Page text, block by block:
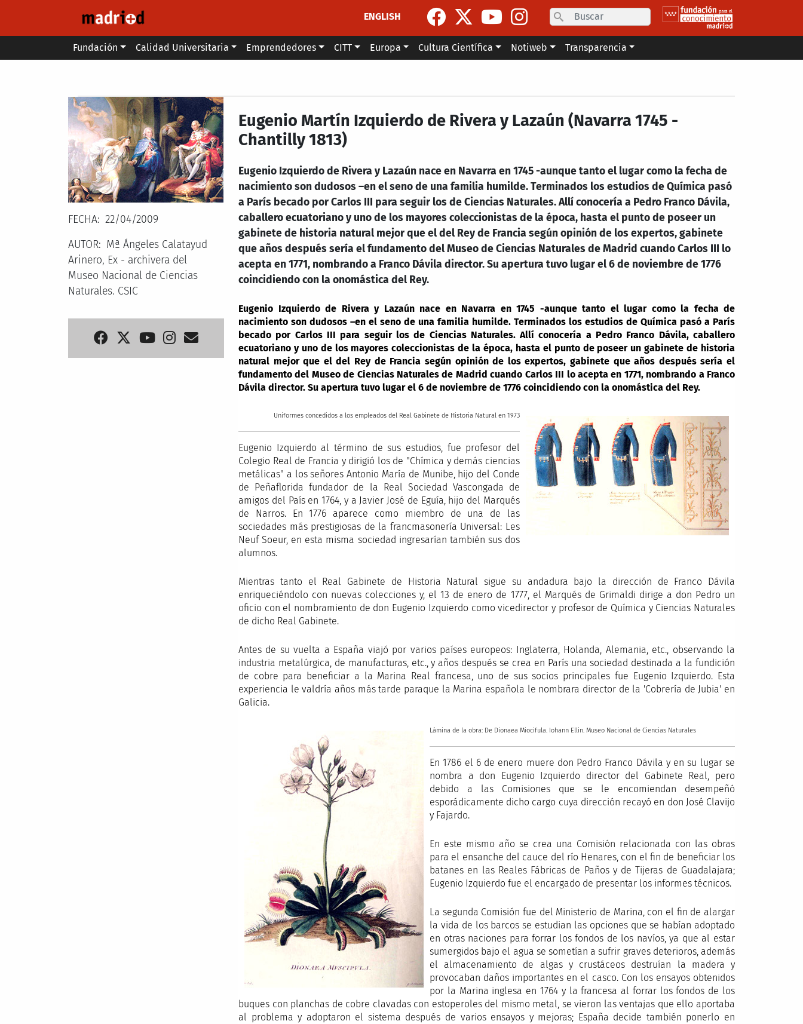
ENGLISH
Search
Main menu
Fundación Calidad Universitaria Emprendedores CITT Europa Cultura Científica Notiweb Transparencia
FECHA
22/04/2009
AUTOR
Mª Ángeles Calatayud
Arinero, Ex - archivera del
Museo Nacional de Ciencias
Naturales. CSIC
Eugenio Martín Izquierdo de Rivera y Lazaún (Navarra 1745 -
Chantilly 1813)
Eugenio Izquierdo de Rivera y Lazaún nace en Navarra en 1745 -aunque tanto el lugar como la fecha de
nacimiento son dudosos –en el seno de una familia humilde. Terminados los estudios de Química pasó
a París becado por Carlos III para seguir los de Ciencias Naturales. Allí conocería a Pedro Franco Dávila,
caballero ecuatoriano y uno de los mayores coleccionistas de la época, hasta el punto de poseer un
gabinete de historia natural mejor que el del Rey de Francia según opinión de los expertos, gabinete
que años después sería el fundamento del Museo de Ciencias Naturales de Madrid cuando Carlos III lo
acepta en 1771, nombrando a Franco Dávila director. Su apertura tuvo lugar el 6 de noviembre de 1776
coincidiendo con la onomástica del Rey.
Eugenio Izquierdo de Rivera y Lazaún nace en Navarra en 1745 -aunque tanto el lugar como la fecha de
nacimiento son dudosos –en el seno de una familia humilde. Terminados los estudios de Química pasó a París
becado por Carlos III para seguir los de Ciencias Naturales. Allí conocería a Pedro Franco Dávila, caballero
ecuatoriano y uno de los mayores coleccionistas de la época, hasta el punto de poseer un gabinete de historia
natural mejor que el del Rey de Francia según opinión de los expertos, gabinete que años después sería el
fundamento del Museo de Ciencias Naturales de Madrid cuando Carlos III lo acepta en 1771, nombrando a Franco
Dávila director. Su apertura tuvo lugar el 6 de noviembre de 1776 coincidiendo con la onomástica del Rey.
Uniformes concedidos a los empleados del Real Gabinete de Historia Natural en 1973
Eugenio Izquierdo al término de sus estudios, fue profesor del
Colegio Real de Francia y dirigió los de "Chímica y demás ciencias
metálicas" a los señores Antonio María de Munibe, hijo del Conde
de Peñaflorida fundador de la Real Sociedad Vascongada de
amigos del País en 1764, y a Javier José de Eguía, hijo del Marqués
de Narros. En 1776 aparece como miembro de una de las
sociedades más prestigiosas de la francmasonería Universal: Les
Neuf Soeur, en esta misma sociedad ingresarían también sus dos
alumnos.
Mientras tanto el Real Gabinete de Historia Natural sigue su andadura bajo la dirección de Franco Dávila
enriqueciéndolo con nuevas colecciones y, el 13 de enero de 1777, el Marqués de Grimaldi dirige a don Pedro un
oficio con el nombramiento de don Eugenio Izquierdo como vicedirector y profesor de Química y Ciencias Naturales
de dicho Real Gabinete.
Antes de su vuelta a España viajó por varios países europeos: Inglaterra, Holanda, Alemania, etc., observando la
industria metalúrgica, de manufacturas, etc., y años después se crea en París una sociedad destinada a la fundición
de cobre para beneficiar a la Marina Real francesa, uno de sus socios principales fue Eugenio Izquierdo. Esta
experiencia le valdría años más tarde paraque la Marina española le nombrara director de la 'Cobrería de Jubia' en
Galicia.
Lámina de la obra: De Dionaea Miocifula. Iohann Ellin. Museo Nacional de Ciencias Naturales
En 1786 el 6 de enero muere don Pedro Franco Dávila y en su lugar se
nombra a don Eugenio Izquierdo director del Gabinete Real, pero
debido a las Comisiones que se le encomiendan desempeñó
esporádicamente dicho cargo cuya dirección recayó en don José Clavijo
y Fajardo.
En este mismo año se crea una Comisión relacionada con las obras
para el ensanche del cauce del río Henares, con el fin de beneficiar los
batanes en las Reales Fábricas de Paños y de Tijeras de Guadalajara;
Eugenio Izquierdo fue el encargado de presentar los informes técnicos.
La segunda Comisión fue del Ministerio de Marina, con el fin de alargar
la vida de los barcos se estudian las opciones que se habían adoptado
en otras naciones para forrar los fondos de los navíos, ya que al estar
sumergidos bajo el agua se sometían a sufrir graves deterioros, además
el almacenamiento de algas y crustáceos destruían la madera y
provocaban daños importantes en el casco. Con los ensayos obtenidos
por la Marina inglesa en 1764 y la francesa al forrar los fondos de los
buques con planchas de cobre clavadas con estoperoles del mismo metal, se vieron las ventajas que ello aportaba
al problema y adoptaron el sistema después de varios ensayos y mejoras; España decide también ponerlo en